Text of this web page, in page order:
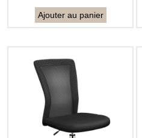
Ajouter au panier